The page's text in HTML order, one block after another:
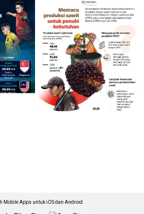
Mobile Apps untuk iOS dan Android